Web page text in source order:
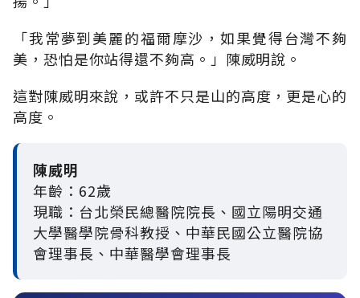
「我常夢到美麗的福爾摩沙，如果覺得台灣不夠
美，恐怕是你站得還不夠高 。」 陳威明說 。
這對陳威明來說，或許不只是山的高度，更是心的
高度 。
陳威明
年齡：62歲
現職：台北榮民總醫院院長、國立陽明交通
大學醫學院骨科教授、中華民國公立醫院協
會理事長、中華醫學會理事長